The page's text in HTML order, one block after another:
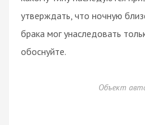
утверждать, что ночную
брака мог унаследовать
обоснуйте.
Объект